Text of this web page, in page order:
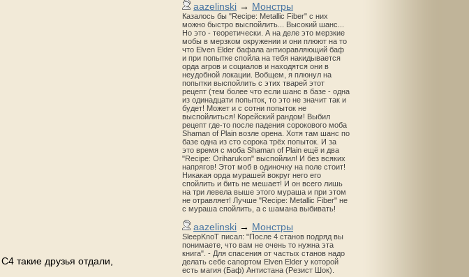
aazelinski → Монстры
Казалось бы "Recipe: Metallic Fiber" с них
можно быстро выспойлить... Высокий шанс...
Но это - теоретически. А на деле это мерзкие
мобы в мерзком окружении и они плюют на то
что Elven Elder бафала антиоравляющий баф
и при попытке спойла на тебя накидывается
орда агров и социалов и находятся они в
неудобной локации. Вобщем, я плюнул на
попытки выспойлить с этих тварей этот
рецепт (тем более что если шанс в базе - одна
из одинадцати попыток, то это не значит так и
будет! Может и с сотни попыток не
выспойлиться! Корейский рандом! Выбил
рецепт где-то после падения сорокового моба
Shaman of Plain возле орена. Хотя там шанс по
базе одна из сто сорока трёх попыток. И за
это время с моба Shaman of Plain ещё и два
"Recipe: Oriharukon" выспойлил! И без всяких
напрягов! Этот моб в одиночку на поле стоит!
Никакая орда мурашей вокруг него его
спойлить и бить не мешает! И он всего лишь
на три левела выше этого мураша и при этом
не отравляет! Лучше "Recipe: Metallic Fiber" не
с мураша спойлить, а с шамана выбивать!
aazelinski → Монстры
SleepKnoT писал: "После 4 станов подряд вы
понимаете, что вам не очень то нужна эта
книга". - Для спасения от частых станов надо
делать себе сапортом Elven Elder у которой
есть магия (Баф) Антистана (Резист Шок).
такие друзья отдали,